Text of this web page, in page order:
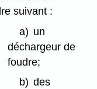
suivant :
a) un
déchargeur de
foudre;
b) des